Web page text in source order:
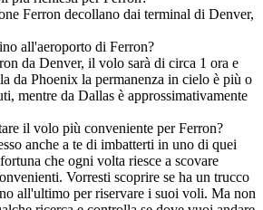
Ferron decollano dai terminal di Denver,
all'aeroporto di Ferron?
da Denver, il volo sarà di circa 1 ora e
da Phoenix la permanenza in cielo è più o
mentre da Dallas è approssimativamente
il volo più conveniente per Ferron?
anche a te di imbatterti in uno di quei
che ogni volta riesce a scovare
Vorresti scoprire se ha un trucco
all'ultimo per riservare i suoi voli. Ma non